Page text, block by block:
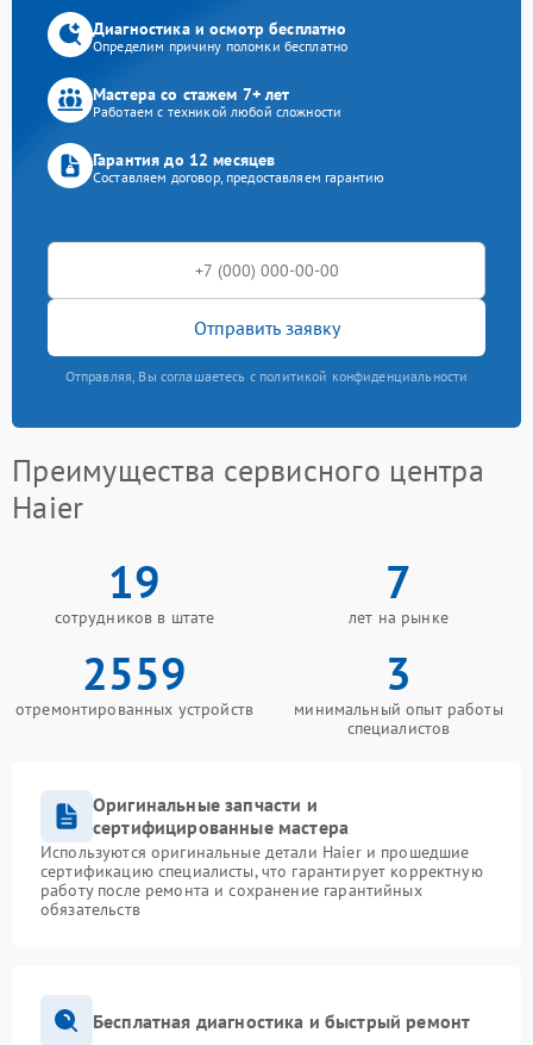
Диагностика и осмотр бесплатно
Определим причину поломки бесплатно
Мастера со стажем 7+ лет
Работаем с техникой любой сложности
Гарантия до 12 месяцев
Составляем договор, предоставляем гарантию
Отправить заявку
Отправляя, Вы соглашаетесь с политикой конфиденциальности
Преимущества сервисного центра
Haier
19
сотрудников в штате
7
лет на рынке
2559
отремонтированных устройств
3
минимальный опыт работы
специалистов
Оригинальные запчасти и
сертифицированные мастера
Используются оригинальные детали Haier и прошедшие
сертификацию специалисты, что гарантирует корректную
работу после ремонта и сохранение гарантийных
обязательств
Бесплатная диагностика и быстрый ремонт